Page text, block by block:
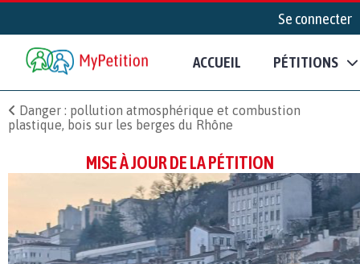
Se connecter
ACCUEIL PÉTITIONS
Danger : pollution atmosphérique et combustion
plastique, bois sur les berges du Rhône
MISE À JOUR DE LA PÉTITION